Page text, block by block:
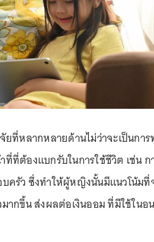
ที่หลากหลายด้านไม่ว่าจะเป็นการ
ต้องแบกรับในการใช้ชีวิต เช่น ก
ครัว ซึ่งทำให้ผู้หญิงนั้นมีแนวโน้ม
มากขึ้น ส่งผลต่อเงินออม ที่มีใช้ใน